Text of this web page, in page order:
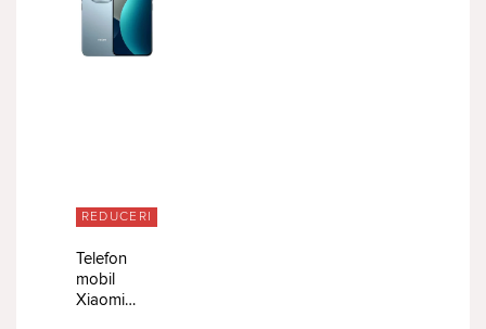
REDUCERI
Telefon
mobil
Xiaomi